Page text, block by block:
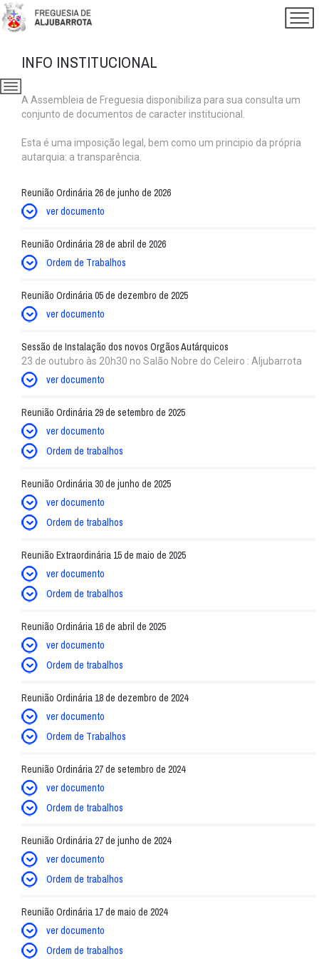
INFO INSTITUCIONAL
A Assembleia de Freguesia disponibiliza para sua consulta um
conjunto de documentos de caracter institucional.
Esta é uma imposição legal, bem como um principio da própria
autarquia: a transparência.
Reunião Ordinária 26 de junho de 2026
ver documento
Reunião Ordinária 28 de abril de 2026
Ordem de Trabalhos
Reunião Ordinária 05 de dezembro de 2025
ver documento
Sessão de Instalação dos novos Orgãos Autárquicos
23 de outubro às 20h30 no Salão Nobre do Celeiro : Aljubarrota
ver documento
Reunião Ordinária 29 de setembro de 2025
ver documento
Ordem de trabalhos
Reunião Ordinária 30 de junho de 2025
ver documento
Ordem de trabalhos
Reunião Extraordinária 15 de maio de 2025
ver documento
Ordem de trabalhos
Reunião Ordinária 16 de abril de 2025
ver documento
Ordem de trabalhos
Reunião Ordinária 18 de dezembro de 2024
ver documento
Ordem de Trabalhos
Reunião Ordinária 27 de setembro de 2024
ver documento
Ordem de trabalhos
Reunião Ordinária 27 de junho de 2024
ver documento
Ordem de trabalhos
Reunião Ordinária 17 de maio de 2024
ver documento
Ordem de trabalhos